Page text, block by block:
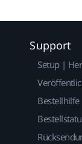
Support
Setup |
Bestellhilfe